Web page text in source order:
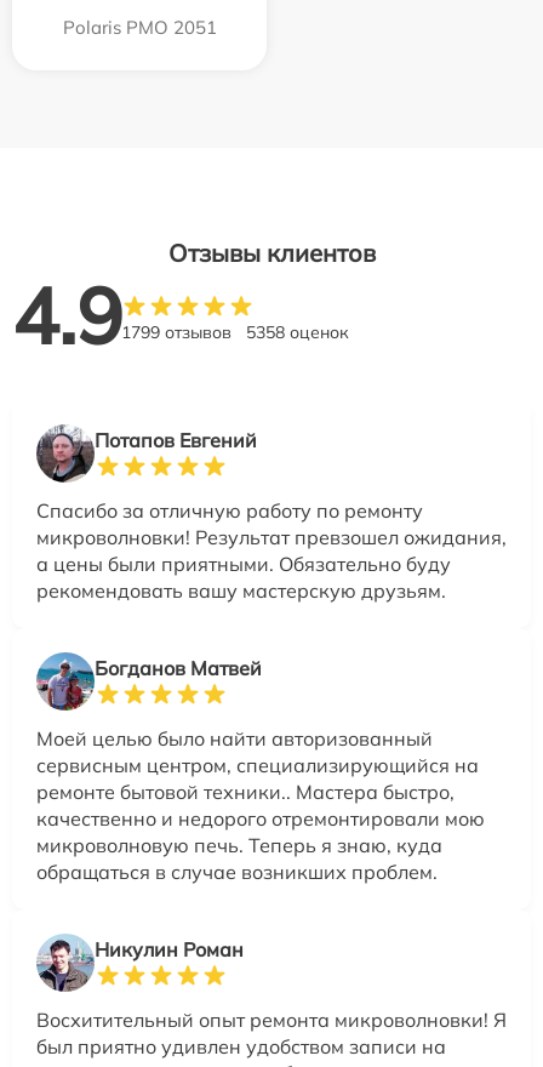
Polaris PMO 2051
Отзывы клиентов
4.91799 отзывов 5358 оценок
Потапов Евгений
Спасибо за отличную работу по ремонту
микроволновки! Результат превзошел ожидания,
а цены были приятными. Обязательно буду
рекомендовать вашу мастерскую друзьям.
Богданов Матвей
Моей целью было найти авторизованный
сервисным центром, специализирующийся на
ремонте бытовой техники.. Мастера быстро,
качественно и недорого отремонтировали мою
микроволновую печь. Теперь я знаю, куда
обращаться в случае возникших проблем.
Никулин Роман
Восхитительный опыт ремонта микроволновки! Я
был приятно удивлен удобством записи на